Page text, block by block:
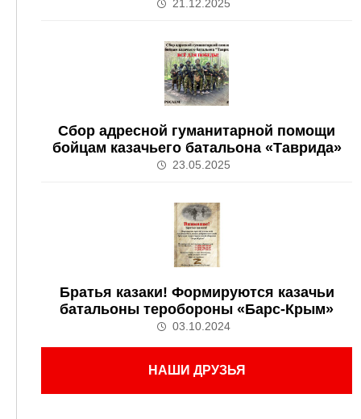
21.12.2025
Сбор адресной гуманитарной помощи
бойцам казачьего батальона «Таврида»
23.05.2025
Братья казаки! Формируются казачьи
батальоны теробороны «Барс-Крым»
03.10.2024
НАШИ ДРУЗЬЯ